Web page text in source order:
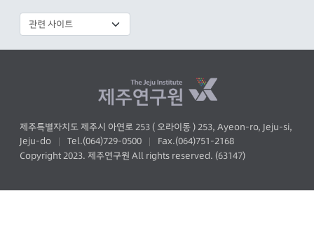
제주특별자치도 제주시 아연로 253 ( 오라이동 ) 253, Ayeon-ro, Jeju-si,
Jeju-do
Tel.(064)729-0500
Fax.(064)751-2168
Copyright 2023. 제주연구원 All rights reserved. (63147)